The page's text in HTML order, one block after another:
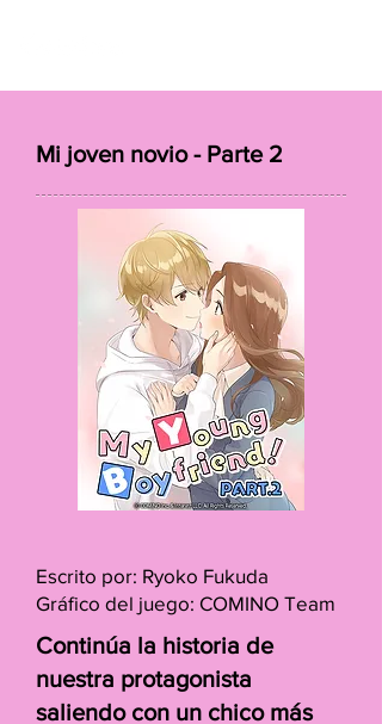
Mi joven novio - Parte 2
Escrito por: Ryoko Fukuda
Gráfico del juego: COMINO Team
Continúa la historia de
nuestra protagonista
saliendo con un chico más